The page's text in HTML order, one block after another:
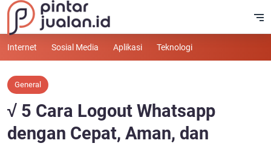
Internet Sosial Media Aplikasi Teknologi
General
√ 5 Cara Logout Whatsapp
dengan Cepat, Aman, dan